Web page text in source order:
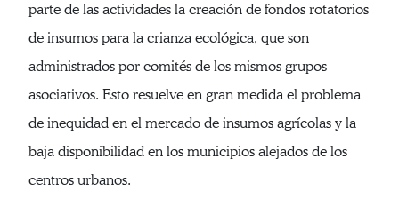
parte de las actividades la creación de fondos rotatorios
de insumos para la crianza ecológica, que son
administrados por comités de los mismos grupos
asociativos. Esto resuelve en gran medida el problema
de inequidad en el mercado de insumos agrícolas y la
baja disponibilidad en los municipios alejados de los
centros urbanos.